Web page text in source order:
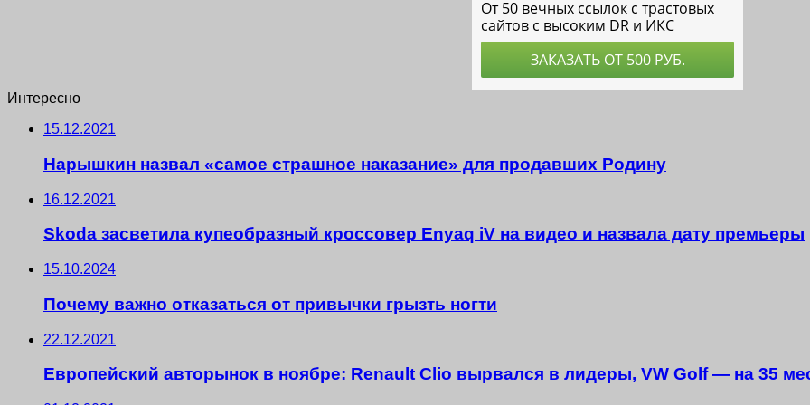
Интересно
15.12.2021
Нарышкин назвал «самое страшное наказание» для продавших Родину
16.12.2021
Skoda засветила купеобразный кроссовер Enyaq iV на видео и назвала дату премьеры
15.10.2024
Почему важно отказаться от привычки грызть ногти
22.12.2021
Европейский авторынок в ноябре: Renault Clio вырвался в лидеры, VW Golf — на 35